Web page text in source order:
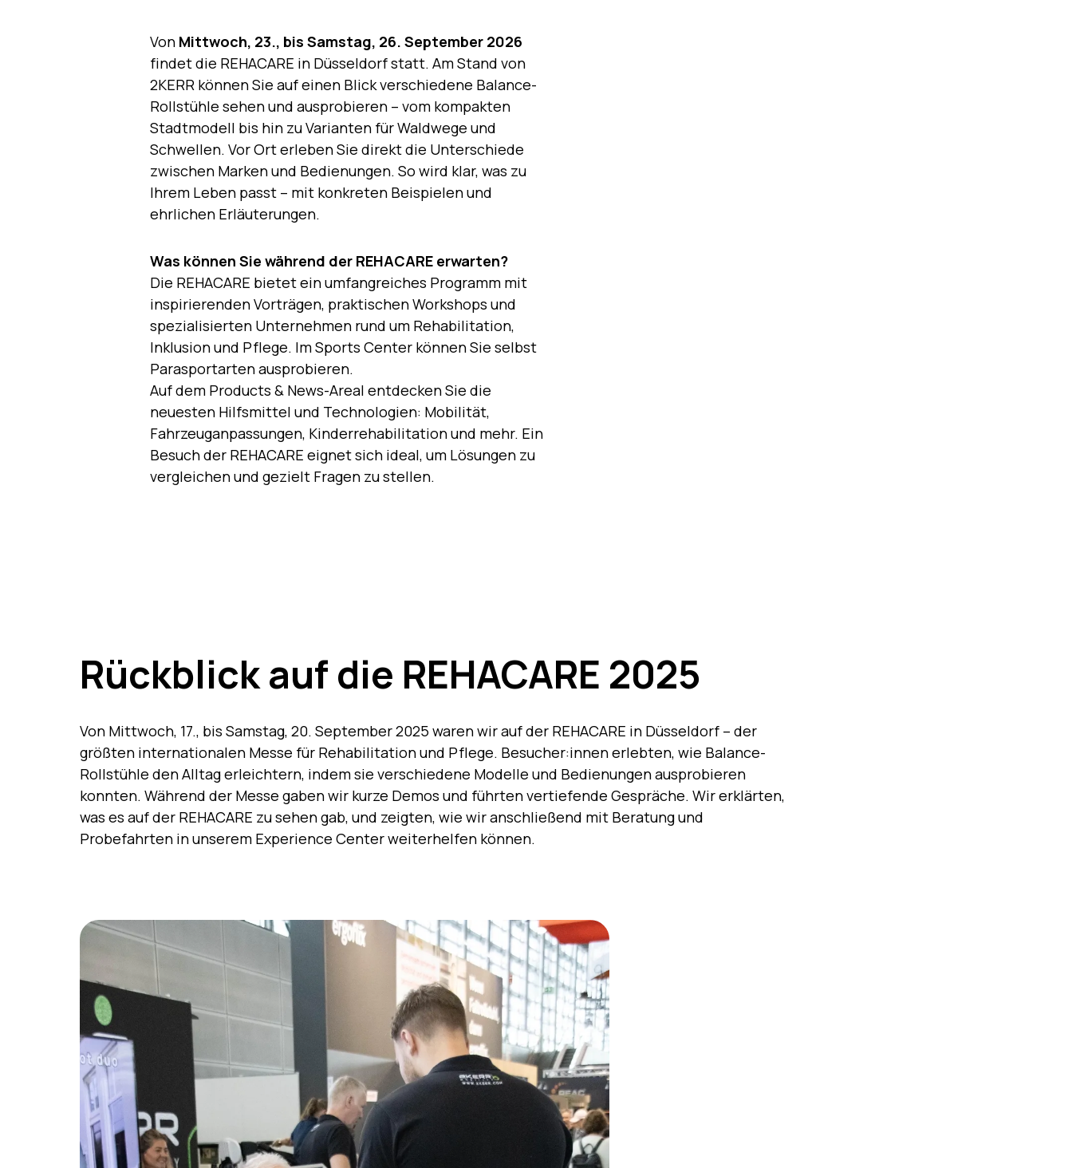
Von Mittwoch, 23., bis Samstag, 26. September 2026
findet die REHACARE in Düsseldorf statt. Am Stand von
2KERR können Sie auf einen Blick verschiedene Balance-
Rollstühle sehen und ausprobieren – vom kompakten
Stadtmodell bis hin zu Varianten für Waldwege und
Schwellen. Vor Ort erleben Sie direkt die Unterschiede
zwischen Marken und Bedienungen. So wird klar, was zu
Ihrem Leben passt – mit konkreten Beispielen und
ehrlichen Erläuterungen.
Was können Sie während der REHACARE erwarten?
Die REHACARE bietet ein umfangreiches Programm mit
inspirierenden Vorträgen, praktischen Workshops und
spezialisierten Unternehmen rund um Rehabilitation,
Inklusion und Pflege. Im Sports Center können Sie selbst
Parasportarten ausprobieren.
Auf dem Products & News-Areal entdecken Sie die
neuesten Hilfsmittel und Technologien: Mobilität,
Fahrzeuganpassungen, Kinderrehabilitation und mehr. Ein
Besuch der REHACARE eignet sich ideal, um Lösungen zu
vergleichen und gezielt Fragen zu stellen.
Rückblick auf die REHACARE 2025
Von Mittwoch, 17., bis Samstag, 20. September 2025 waren wir auf der REHACARE in Düsseldorf – der
größten internationalen Messe für Rehabilitation und Pflege. Besucher:innen erlebten, wie Balance-
Rollstühle den Alltag erleichtern, indem sie verschiedene Modelle und Bedienungen ausprobieren
konnten. Während der Messe gaben wir kurze Demos und führten vertiefende Gespräche. Wir erklärten,
was es auf der REHACARE zu sehen gab, und zeigten, wie wir anschließend mit Beratung und
Probefahrten in unserem Experience Center weiterhelfen können.